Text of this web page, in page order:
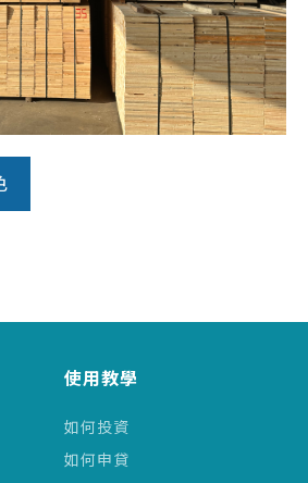
使用教學
如何投資
如何申貸